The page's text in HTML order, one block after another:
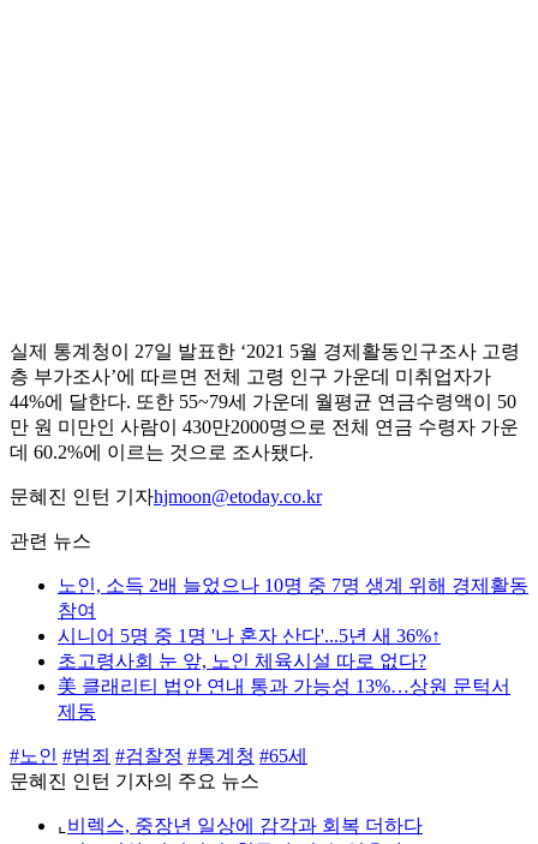
실제 통계청이 27일 발표한 ‘2021 5월 경제활동인구조사 고령
층 부가조사’에 따르면 전체 고령 인구 가운데 미취업자가
44%에 달한다. 또한 55~79세 가운데 월평균 연금수령액이 50
만 원 미만인 사람이 430만2000명으로 전체 연금 수령자 가운
데 60.2%에 이르는 것으로 조사됐다.
문혜진 인턴 기자hjmoon@etoday.co.kr
관련 뉴스
노인, 소득 2배 늘었으나 10명 중 7명 생계 위해 경제활동
참여
시니어 5명 중 1명 '나 혼자 산다'...5년 새 36%↑
초고령사회 눈 앞, 노인 체육시설 따로 없다?
美 클래리티 법안 연내 통과 가능성 13%…상원 문턱서
제동
#노인 #범죄 #검찰정 #통계청 #65세
문혜진 인턴 기자의 주요 뉴스
⌞ 비렉스, 중장년 일상에 감각과 회복 더하다